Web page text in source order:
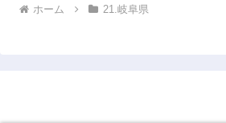
ホーム 21.岐阜県